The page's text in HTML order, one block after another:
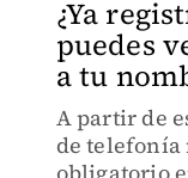
¿Ya
puedes
a tu
A partir de
de